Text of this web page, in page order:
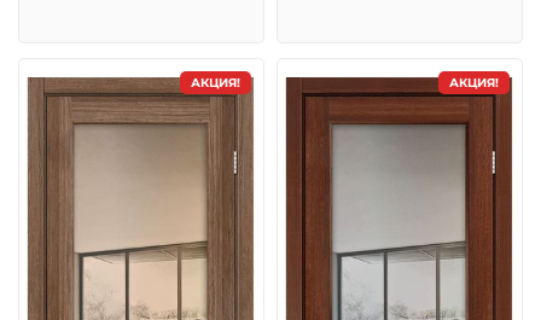
АКЦИЯ! АКЦИЯ!